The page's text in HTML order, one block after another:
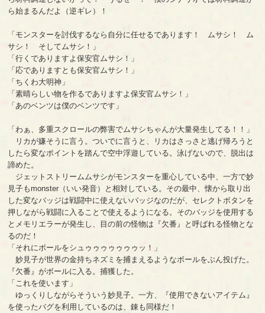
ら始まるんだよ（逆ギレ）！
「モンスターを討伐するなら自分に任せるであります！ ムサシ！ ム
サシ！ そしてムサシ！」
「行くでありますよ保安官ムサシ！」
「応でありますとも保安官ムサシ！」
「ちくわ大明神」
「素晴らしい物を作るでありますよ保安官ムサシ！」
「あのベンツは僕のベンツです」
「わぁ、多重スクロールの弊害でムサシちゃんが大量発生してる！！」
リカが嫌そうに言う。ついでに言うと、リカはさっさと逃げ帰ろうと
したら変なポイントを踏んで空中浮遊している。泳げないので、脱出は
諦めた。
ジェットストリームムサシがモンスターを重心している中、一方で妙
見子もmonster（いい発音）と相対している。その最中、懐から取り出
した変なバッジは戦闘中に使えないバッジなのだが、セレクトボタンを
押しながら戦闘に入ることで使えるようになる。そのバッジを使用する
とメモリエラーが発生し、目の前の怪物は『欠番』と呼ばれる怪物とな
るのだ！
「それにボールをシュゥゥゥゥゥゥゥッ！」
妙見子が世界の金持ちネズミを捕まえるようなボールをぶん投げた。
『欠番』がボールに入る。捕獲した。
「これを使います」
ゆっくりしながらそういう妙見子。一方、『使用できないアイテム』
を使ったバグを利用しているのは、錬も同様だ！